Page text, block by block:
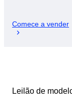
Comece a vender
Leilão de